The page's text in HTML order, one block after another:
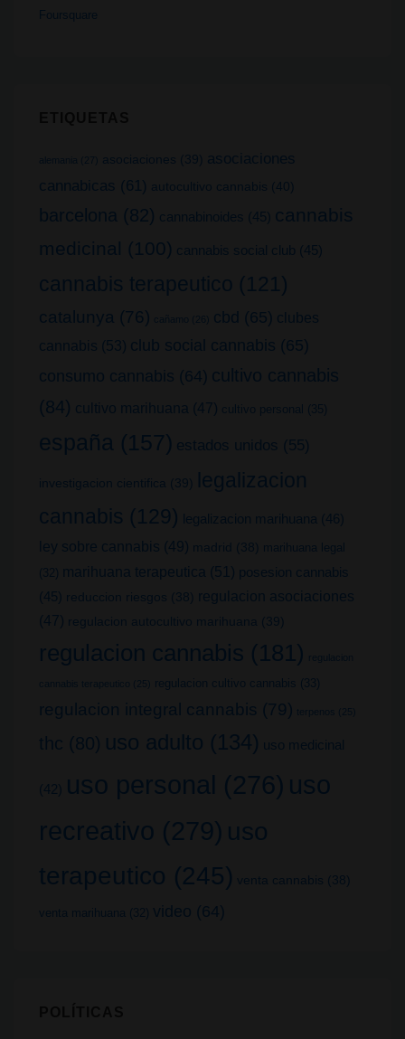
Foursquare
alemania (27) asociaciones (39)
asociaciones
cannabicas (61) autocultivo cannabis (40)
barcelona (82) cannabinoides (45) cannabis
medicinal (100) cannabis social club (45)
cannabis terapeutico (121)
catalunya (76) cañamo (26) cbd (65) clubes
cannabis (53) club social cannabis (65)
consumo cannabis (64) cultivo cannabis
(84) cultivo marihuana (47) cultivo personal (35)
españa (157) estados unidos (55)
investigacion cientifica (39)
legalizacion
cannabis (129) legalizacion marihuana (46)
ley sobre cannabis (49) madrid (38)
marihuana legal
(32)
marihuana terapeutica (51) posesion cannabis
(45) reduccion riesgos (38)
regulacion asociaciones
(47) regulacion autocultivo marihuana (39)
regulacion cannabis (181) regulacion
cannabis terapeutico (25) regulacion cultivo cannabis (33)
regulacion integral cannabis (79) terpenos (25)
thc (80) uso adulto (134) uso medicinal
(42) uso personal (276) uso
recreativo (279) uso
terapeutico (245) venta cannabis (38)
venta marihuana (32) video (64)